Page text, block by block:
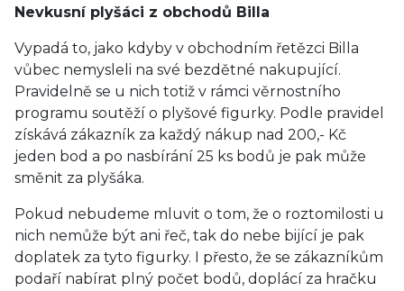
Nevkusní plyšáci z obchodů Billa
Vypadá to, jako kdyby v obchodním řetězci Billa
vůbec nemysleli na své bezdětné nakupující.
Pravidelně se u nich totiž v rámci věrnostního
programu soutěží o plyšové figurky. Podle pravidel
získává zákazník za každý nákup nad 200,- Kč
jeden bod a po nasbírání 25 ks bodů je pak může
směnit za plyšáka.
Pokud nebudeme mluvit o tom, že o roztomilosti u
nich nemůže být ani řeč, tak do nebe bijící je pak
doplatek za tyto figurky. I přesto, že se zákazníkům
podaří nabírat plný počet bodů, doplácí za hračku